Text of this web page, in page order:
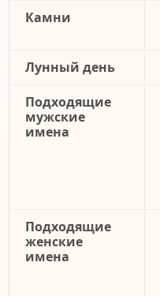
Камни
Лунный день
Подходящие
мужские
имена
Подходящие
женские
имена